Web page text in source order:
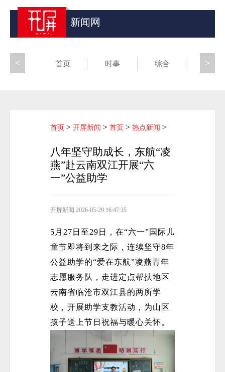
新闻网
首页 时事 综合 昆滇
>
<
首页 > 开屏新闻 > 首页 > 热点新闻 >
八年坚守助成长，东航“凌
燕”赴云南双江开展“六
一”公益助学
开屏新闻 2026-05-29 16:47:35
5月27日至29日，在“六一”国际儿
童节即将到来之际，连续坚守8年
公益助学的“爱在东航”凌燕青年
志愿服务队，走进定点帮扶地区
云南省临沧市双江县的两所学
校，开展助学支教活动，为山区
孩子送上节日祝福与暖心关怀。